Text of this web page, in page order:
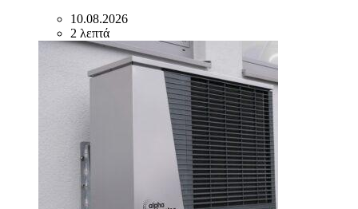
10.08.2026
2 λεπτά